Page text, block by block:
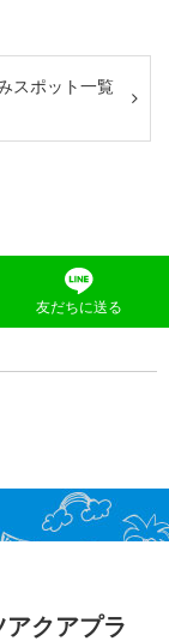
スポット一覧
友だちに送る
クアプラ